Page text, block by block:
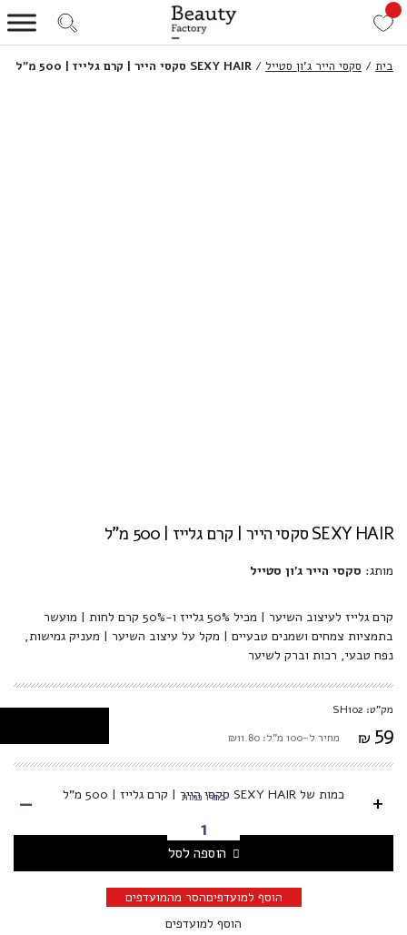
בית / סקסי הייר ג'ון סטייל / SEXY HAIR סקסי הייר | קרם גלייז | 500 מ”ל
SEXY HAIR סקסי הייר | קרם גלייז | 500 מ"ל
מותג: סקסי הייר ג'ון סטייל
קרם גלייז לעיצוב השיער | מכיל 50% גלייז ו-50% קרם לחות | מועשר
בתמציות צמחים ושמנים טבעיים | מקל על עיצוב השיער | מעניק גמישות,
נפח טבעי, רכות וברק לשיער
מק"ט: SH102
₪ 59 מחיר ל-100 מ"ל: ₪11.80
+ כמות של SEXY HAIR סקסי הייר | קרם גלייז | 500 מ"ל בחרו כמות -
הוספה לסל
הוסף למועדפיםהסר מהמועדפים
הוסף למועדפים